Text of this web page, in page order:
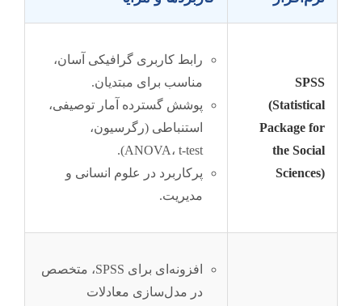
SPSS
(Statistical
Package for
the Social
Sciences)
رابط کاربری گرافیکی آسان،
مناسب برای مبتدیان.
پوشش گسترده آمار توصیفی،
استنباطی (رگرسیون،
ANOVA، t-test).
پرکاربرد در علوم انسانی و
مدیریت.
افزونه‌ای برای SPSS، متخصص
در مدل‌سازی معادلات